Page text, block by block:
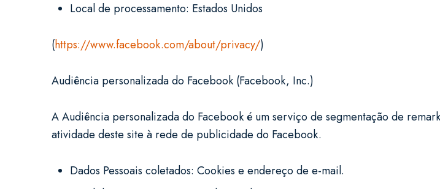
Local de processamento: Estados Unidos
(https://www.facebook.com/about/privacy/)
Audiência personalizada do Facebook (Facebook, Inc.)
A Audiência personalizada do Facebook é um serviço de segmentação de
atividade deste site à rede de publicidade do Facebook.
Dados Pessoais coletados: Cookies e endereço de e-mail.